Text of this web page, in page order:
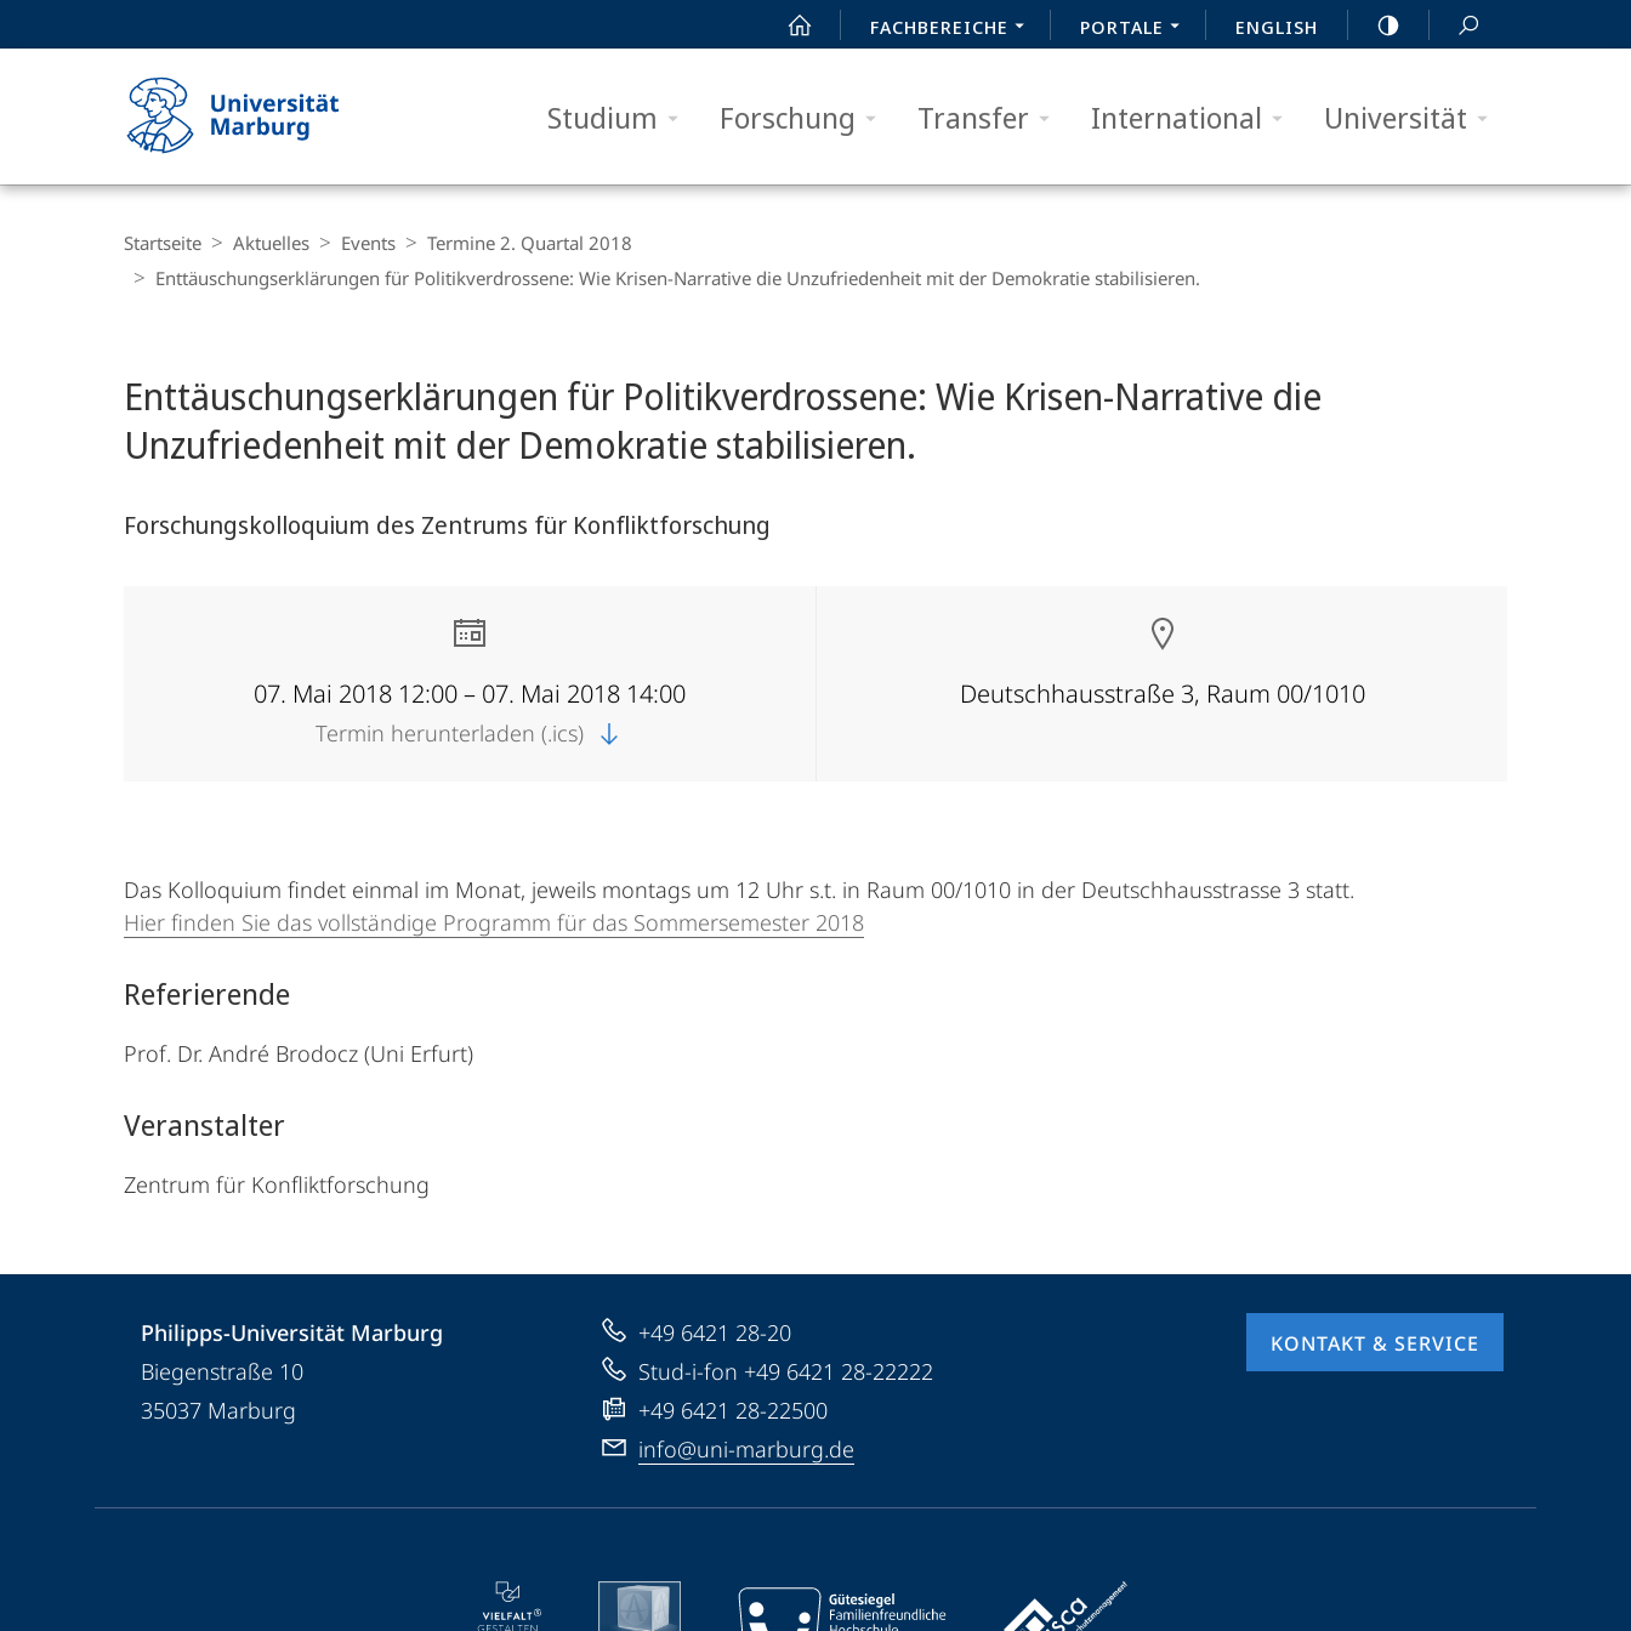
FACHBEREICHE PORTALE ENGLISH
Studium Forschung Transfer International Universität
Philipps-
Universität
Navigation
Startseite Aktuelles Events
Termine 2. Quartal 2018
Enttäuschungserklärungen für Politikverdrossene: Wie Krisen-Narrative die Unzufriedenheit mit der Demokratie stabilisieren.
Enttäuschungserklärungen für Politikverdrossene: Wie Krisen-Narrative die
Unzufriedenheit mit der Demokratie stabilisieren.
Forschungskolloquium des Zentrums für Konfliktforschung
07. Mai 2018 12:00 – 07. Mai 2018 14:00
Termin herunterladen (.ics)
Deutschhausstraße 3, Raum 00/1010
Das Kolloquium findet einmal im Monat, jeweils montags um 12 Uhr s.t. in Raum 00/1010 in der Deutschhausstrasse 3 statt.
Hier finden Sie das vollständige Programm für das Sommersemester 2018
Referierende
Prof. Dr. André Brodocz (Uni Erfurt)
Veranstalter
Zentrum für Konfliktforschung
Informationen
Kontaktinformationen
Philipps-
Universität
Marburg
Philipps-Universität Marburg
Biegenstraße 10
35037 Marburg
+49 6421 28-20
Stud-i-fon +49 6421 28-22222
+49 6421 28-22500
info@uni-marburg.de
KONTAKT & SERVICE